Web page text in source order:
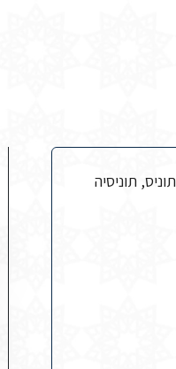
תוניס, תוניסיה